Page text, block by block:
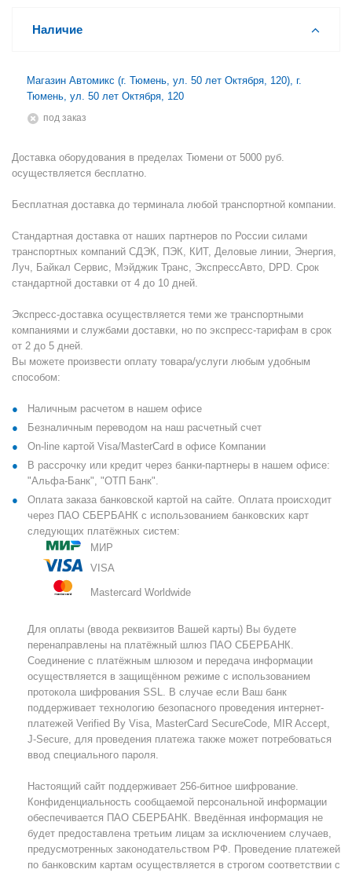
Наличие
Магазин Автомикс (г. Тюмень, ул. 50 лет Октября, 120), г.
Тюмень, ул. 50 лет Октября, 120
Под заказ
Доставка оборудования в пределах Тюмени от 5000 руб.
осуществляется бесплатно.
Бесплатная доставка до терминала любой транспортной компании.
Стандартная доставка от наших партнеров по России силами
транспортных компаний СДЭК, ПЭК, КИТ, Деловые линии, Энергия,
Луч, Байкал Сервис, Мэйджик Транс, ЭкспрессАвто, DPD. Срок
стандартной доставки от 4 до 10 дней.
Экспресс-доставка осуществляется теми же транспортными
компаниями и службами доставки, но по экспресс-тарифам в срок
от 2 до 5 дней.
Вы можете произвести оплату товара/услуги любым удобным
способом:
Наличным расчетом в нашем офисе
Безналичным переводом на наш расчетный счет
On-line картой Visa/MasterCard в офисе Компании
В рассрочку или кредит через банки-партнеры в нашем офисе:
"Альфа-Банк", "ОТП Банк".
Оплата заказа банковской картой на сайте. Оплата происходит
через ПАО СБЕРБАНК с использованием банковских карт
следующих платёжных систем:
МИР
VISA
Mastercard Worldwide
Для оплаты (ввода реквизитов Вашей карты) Вы будете
перенаправлены на платёжный шлюз ПАО СБЕРБАНК.
Соединение с платёжным шлюзом и передача информации
осуществляется в защищённом режиме с использованием
протокола шифрования SSL. В случае если Ваш банк
поддерживает технологию безопасного проведения интернет-
платежей Verified By Visa, MasterCard SecureCode, MIR Accept,
J-Secure, для проведения платежа также может потребоваться
ввод специального пароля.
Настоящий сайт поддерживает 256-битное шифрование.
Конфиденциальность сообщаемой персональной информации
обеспечивается ПАО СБЕРБАНК. Введённая информация не
будет предоставлена третьим лицам за исключением случаев,
предусмотренных законодательством РФ. Проведение платежей
по банковским картам осуществляется в строгом соответствии с